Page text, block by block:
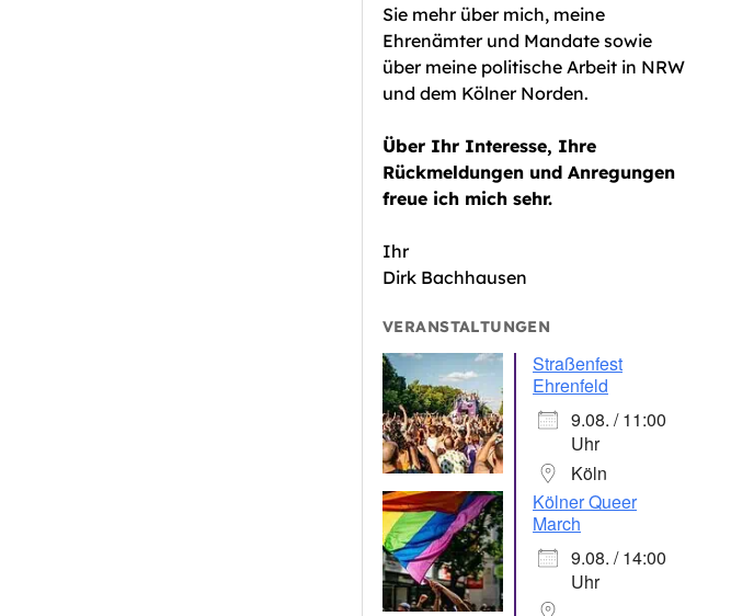
Sie mehr über mich, meine
Ehrenämter und Mandate sowie
über meine politische Arbeit in NRW
und dem Kölner Norden.
Über Ihr Interesse, Ihre
Rückmeldungen und Anregungen
freue ich mich sehr.
Ihr
Dirk Bachhausen
VERANSTALTUNGEN
Straßenfest
Ehrenfeld
9.08. / 11:00
Uhr
Köln
Kölner Queer
March
9.08. / 14:00
Uhr